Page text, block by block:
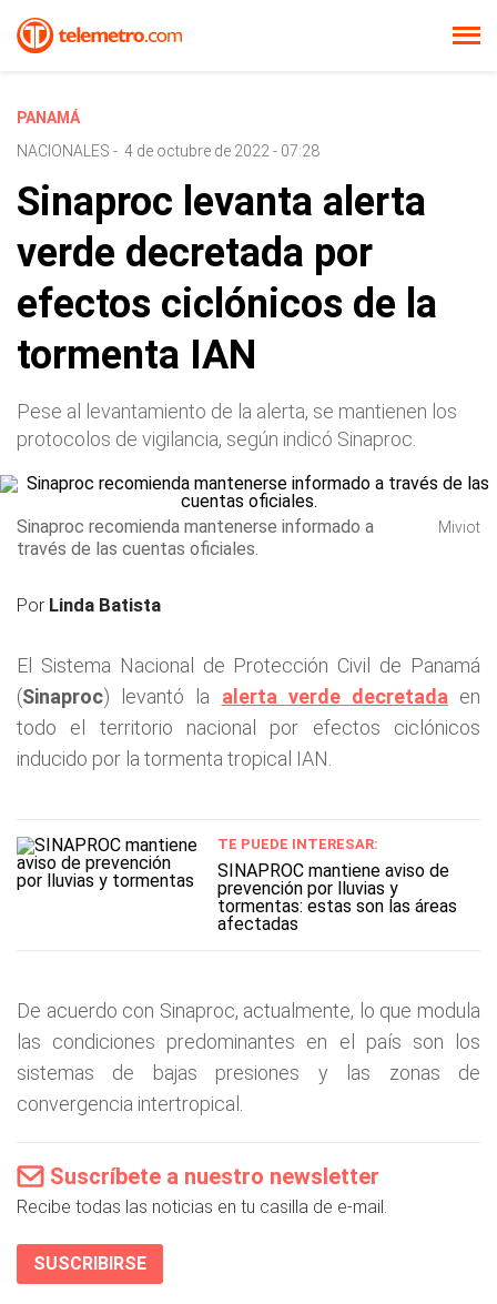
PANAMÁ
NACIONALES - 4 de octubre de 2022 - 07:28
Sinaproc levanta alerta
verde decretada por
efectos ciclónicos de la
tormenta IAN
Pese al levantamiento de la alerta, se mantienen los
protocolos de vigilancia, según indicó Sinaproc.
Sinaproc recomienda mantenerse informado a
través de las cuentas oficiales.
Miviot
Por Linda Batista
El Sistema Nacional de Protección Civil de Panamá
(Sinaproc) levantó la alerta verde decretada en
todo el territorio nacional por efectos ciclónicos
inducido por la tormenta tropical IAN.
TE PUEDE INTERESAR:
SINAPROC mantiene aviso de
prevención por lluvias y
tormentas: estas son las áreas
afectadas
De acuerdo con Sinaproc, actualmente, lo que modula
las condiciones predominantes en el país son los
sistemas de bajas presiones y las zonas de
convergencia intertropical.
Suscríbete a nuestro newsletter
Recibe todas las noticias en tu casilla de e-mail.
SUSCRIBIRSE